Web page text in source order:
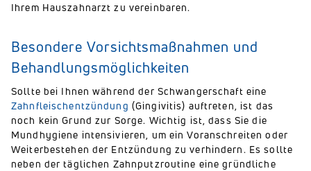
Ihrem Hauszahnarzt zu vereinbaren.
Besondere Vorsichtsmaßnahmen und
Behandlungsmöglichkeiten
Sollte bei Ihnen während der Schwangerschaft eine
Zahnfleischentzündung (Gingivitis) auftreten, ist das
noch kein Grund zur Sorge. Wichtig ist, dass Sie die
Mundhygiene intensivieren, um ein Voranschreiten oder
Weiterbestehen der Entzündung zu verhindern. Es sollte
neben der täglichen Zahnputzroutine eine gründliche